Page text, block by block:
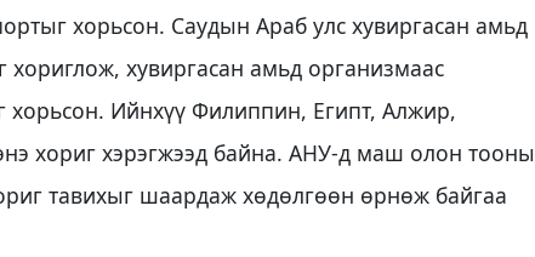
хорьсон. Саудын Араб улс хувиргасан амьд
хориглож, хувиргасан амьд организмаас
хорьсон. Ийнхүү Филиппин, Египт, Алжир,
хориг хэрэгжээд байна. АНУ-д маш олон тооны
тавихыг шаардаж хөдөлгөөн өрнөж байгаа